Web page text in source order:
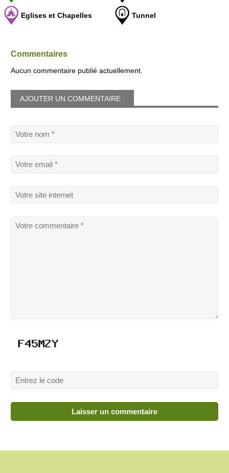
Eglises et Chapelles Tunnel
Commentaires
Aucun commentaire publié actuellement.
AJOUTER UN COMMENTAIRE :